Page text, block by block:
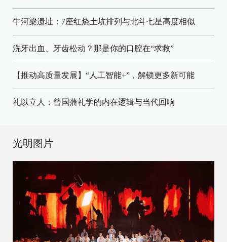
牛河梁遗址：7座红烧土坑排列与北斗七星高度相似
洗牙出血、牙齿松动？那是你的口腔在“求救”
【推动高质量发展】“人工智能+”，解锁更多新可能
礼以立人：曾国藩礼学的内在逻辑与当代回响
光明图片